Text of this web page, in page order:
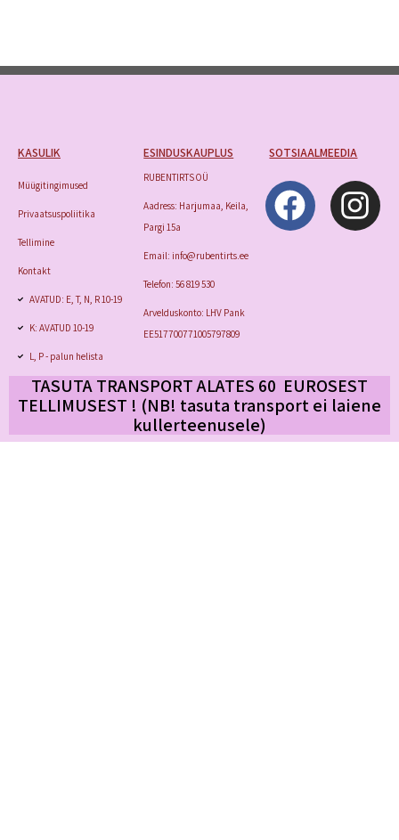
KASULIK
Müügitingimused
Privaatsuspoliitika
Tellimine
Kontakt
AVATUD: E, T, N, R 10-19
K: AVATUD 10-19
L, P - palun helista
ESINDUSKAUPLUS
RUBENTIRTS OÜ
Aadress: Harjumaa, Keila,
Pargi 15a
Email: info@rubentirts.ee
Telefon: 56 819 530
Arvelduskonto: LHV Pank
EE517700771005797809
SOTSIAALMEEDIA
TASUTA TRANSPORT ALATES 60 EUROSEST
TELLIMUSEST ! (NB! tasuta transportei laiene
kullerteenusele)